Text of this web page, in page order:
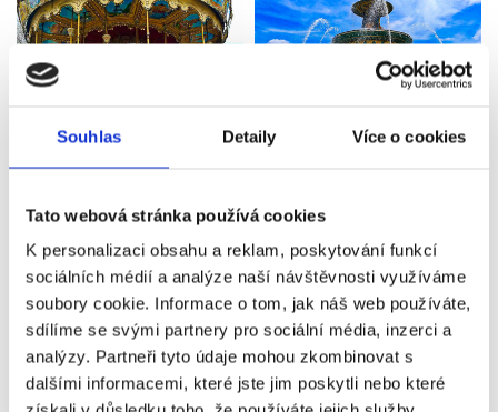
Souhlas Detaily Více o cookies
Tato webová stránka používá cookies
K personalizaci obsahu a reklam, poskytování funkcí
sociálních médií a analýze naší návštěvnosti využíváme
soubory cookie. Informace o tom, jak náš web používáte,
sdílíme se svými partnery pro sociální média, inzerci a
analýzy. Partneři tyto údaje mohou zkombinovat s
dalšími informacemi, které jste jim poskytli nebo které